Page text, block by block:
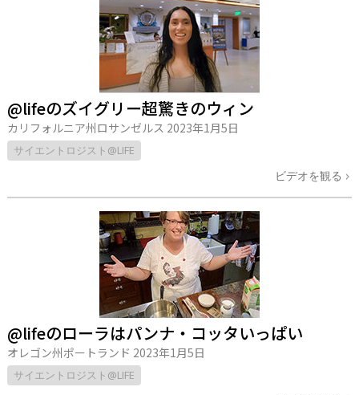
@lifeのズイグリー超驚きのウィン
カリフォルニア州ロサンゼルス 2023年1月5日
サイエントロジスト@LIFE
ビデオを観る
@lifeのローラはパンナ・コッタいっぱい
オレゴン州ポートランド 2023年1月5日
サイエントロジスト@LIFE